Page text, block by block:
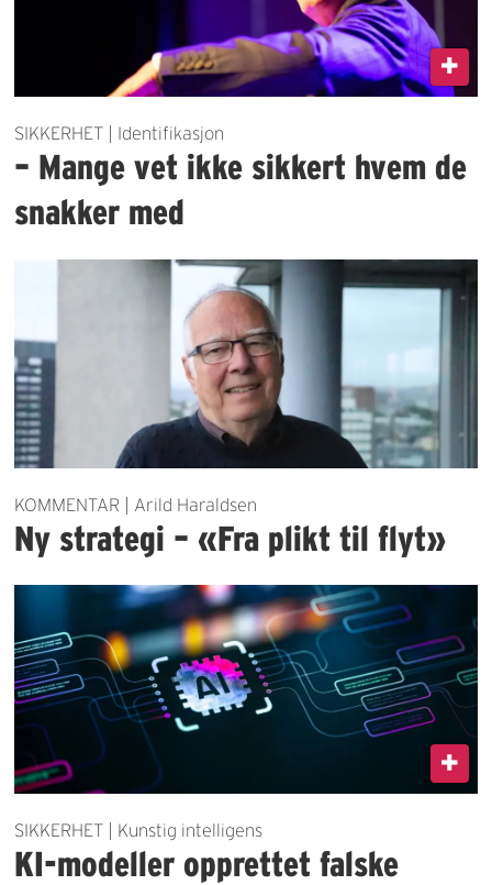
SIKKERHET | Identifikasjon
– Mange vet ikke sikkert hvem de
snakker med
KOMMENTAR | Arild Haraldsen
Ny strategi – «Fra plikt til flyt»
SIKKERHET | Kunstig intelligens
KI-modeller opprettet falske